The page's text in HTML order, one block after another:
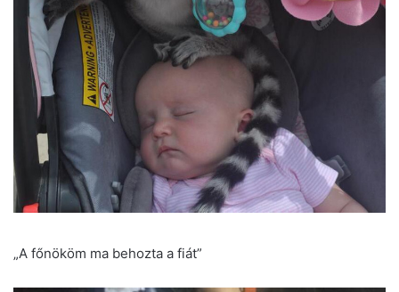
„A főnököm ma behozta a fiát”